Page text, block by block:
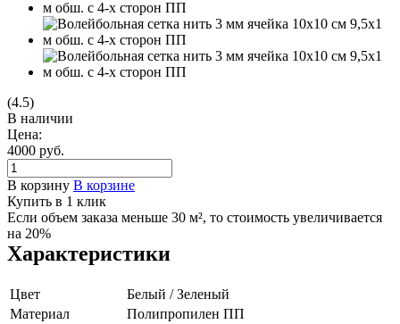
(4.5)
В наличии
Цена:
4000 руб.
В корзину В корзине
Купить в 1 клик
Если объем заказа меньше 30 м², то стоимость увеличивается
на 20%
Характеристики
Цвет
Белый / Зеленый
Материал
Полипропилен ПП